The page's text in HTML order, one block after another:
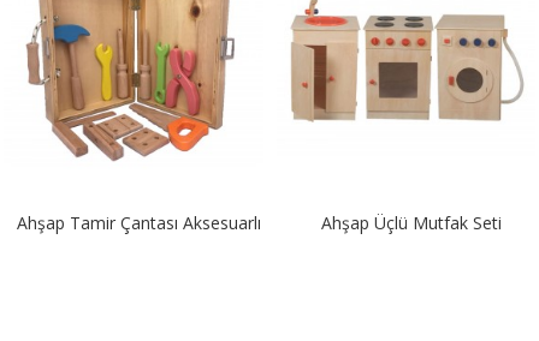
Ahşap Tamir Çantası Aksesuarlı Ahşap Üçlü Mutfak Seti